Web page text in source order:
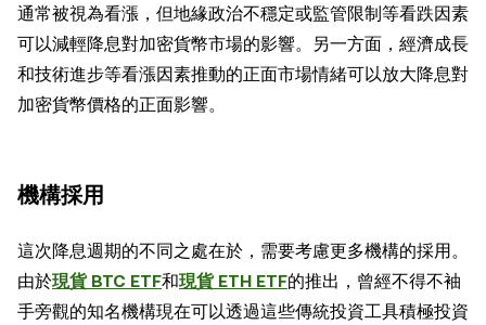
通常被視為看漲，但地緣政治不穩定或監管限制等看跌因素
可以減輕降息對加密貨幣市場的影響。另一方面，經濟成長
和技術進步等看漲因素推動的正面市場情緒可以放大降息對
加密貨幣價格的正面影響。
機構採用
這次降息週期的不同之處在於，需要考慮更多機構的採用。
由於現貨 BTC ETF和現貨 ETH ETF的推出，曾經不得不袖
手旁觀的知名機構現在可以透過這些傳統投資工具積極投資